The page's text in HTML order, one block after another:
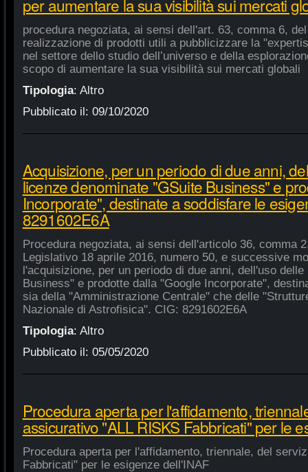
per aumentare la sua visibilità sui mercati
procedura negoziata, ai sensi dell'art. 63, comma 6,
realizzazione di prodotti utili a pubblicizzare la
nel settore dello studio dell’universo e della
scopo di aumentare la sua visibilità sui mercati globali
Tipologia: Altro
Pubblicato il: 09/10/2020
Acquisizione, per un periodo di due anni,
licenze denominate "GSuite Business" e
Incorporate", destinate a soddisfare le
8291602E6A
Procedura negoziata, ai sensi dell'articolo 36, comma
Legislativo 18 aprile 2016, numero 50, e successive
l'acquisizione, per un periodo di due anni, dell'uso
Business" e prodotte dalla "Google Incorporate",
sia della "Amministrazione Centrale" che delle
Nazionale di Astrofisica". CIG: 8291602E6A
Tipologia: Altro
Pubblicato il: 05/05/2020
Procedura aperta per l'affidamento,
assicurativo "ALL RISKS Fabbricati" per le
Procedura aperta per l'affidamento, triennale, del
Fabbricati" per le esigenze dell'INAF